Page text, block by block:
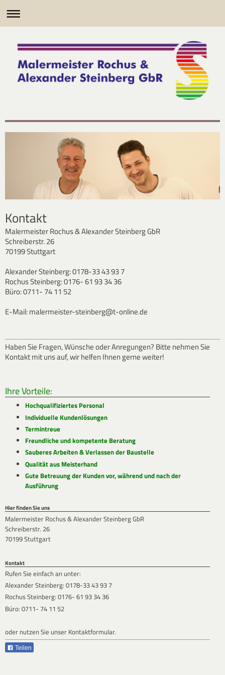
Kontakt
Malermeister Rochus & Alexander Steinberg GbR
Schreiberstr. 26
70199 Stuttgart
Alexander Steinberg: 0178-33 43 93 7
Rochus Steinberg: 0176- 61 93 34 36
Büro: 0711- 74 11 52
E-Mail: malermeister-steinberg@t-online.de
Haben Sie Fragen, Wünsche oder Anregungen? Bitte nehmen Sie
Kontakt mit uns auf, wir helfen Ihnen gerne weiter!
Ihre Vorteile:
Hochqualifiziertes Personal
Individuelle Kundenlösungen
Termintreue
Freundliche und kompetente Beratung
Sauberes Arbeiten & Verlassen der Baustelle
Qualität aus Meisterhand
Gute Betreuung der Kunden vor, während und nach der
Ausführung
Hier finden Sie uns
Malermeister Rochus & Alexander Steinberg GbR
Schreiberstr. 26
70199 Stuttgart
Kontakt
Rufen Sie einfach an unter:
Alexander Steinberg: 0178-33 43 93 7
Rochus Steinberg: 0176- 61 93 34 36
Büro: 0711- 74 11 52
oder nutzen Sie unser Kontaktformular.
Teilen